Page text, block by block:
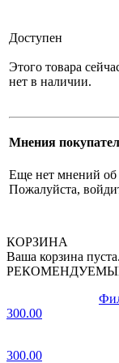
Доступен
Этого товара
нет в наличии.
Мнения
Еще нет мнений об
Пожалуйста,
КОРЗИНА
Ваша корзина пуста.
300.00
300.00